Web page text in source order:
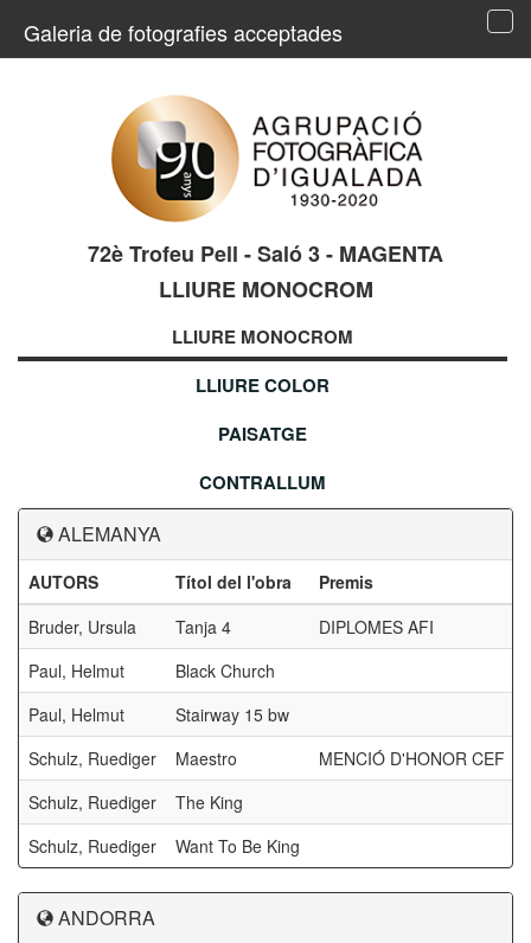
Galeria de fotografies acceptades
72è Trofeu Pell - Saló 3 - MAGENTA
LLIURE MONOCROM
LLIURE MONOCROM
LLIURE COLOR
PAISATGE
CONTRALLUM
ALEMANYA
AUTORS Títol del l'obra
Premis
Bruder, Ursula
Tanja 4
DIPLOMES AFI
Paul, Helmut
Black Church
Paul, Helmut
Stairway 15 bw
Schulz, Ruediger
Maestro
MENCIÓ D'HONOR CEF
Schulz, Ruediger
The King
Schulz, Ruediger
Want To Be King
ANDORRA